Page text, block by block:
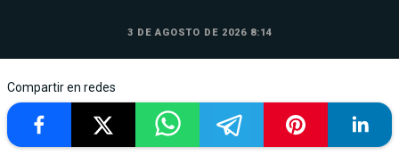
3 DE AGOSTO DE 2026 8:14
Compartir en redes